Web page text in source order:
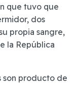
que tuvo que
dos
propia sangre,
la República
son producto de